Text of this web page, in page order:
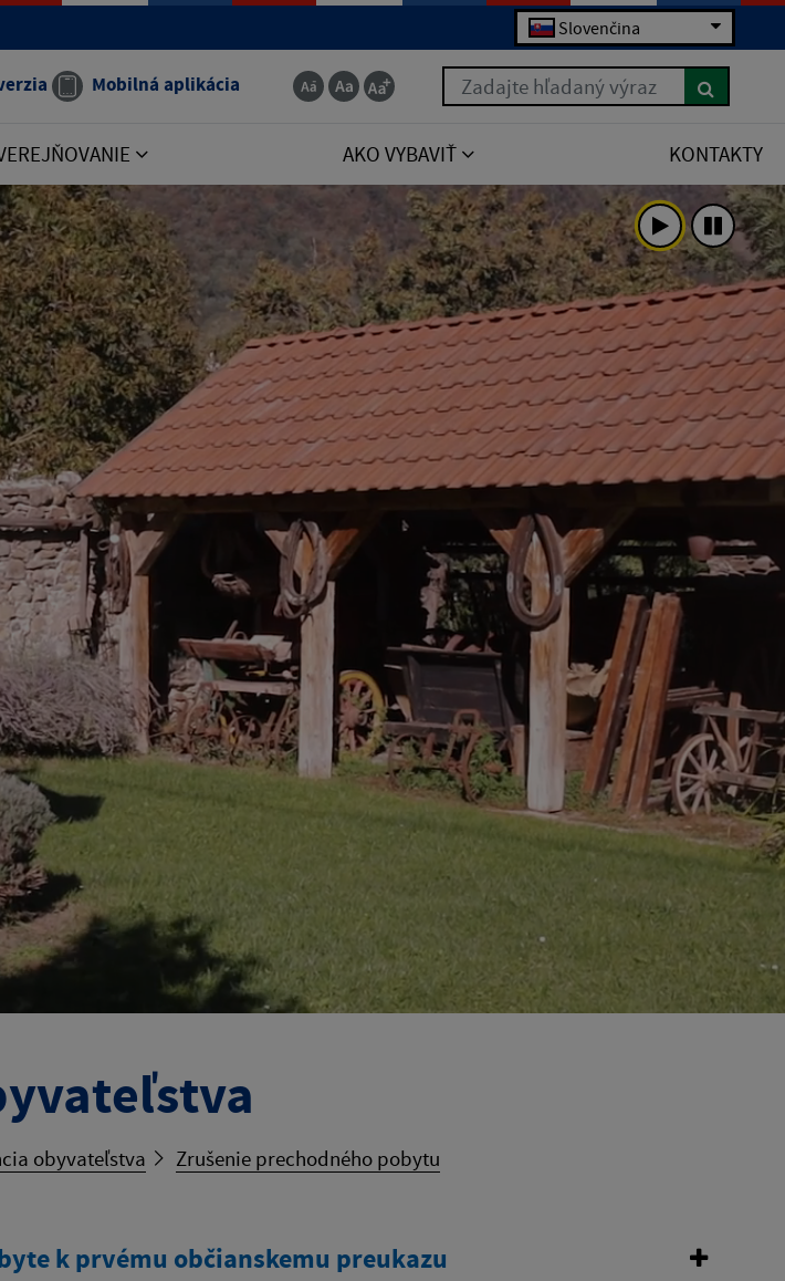
Slovenčina
Mobilná aplikácia Zadajte hľadaný výraz
AKO VYBAVIŤ KONTAKTY
obyvateľstva Zrušenie prechodného pobytu
k prvému občianskemu preukazu